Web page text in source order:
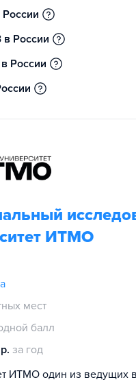
России
в России
России
ИТМО
мест
балл
за год
ИТМО один из ведущих